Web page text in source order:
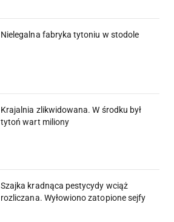
Nielegalna fabryka tytoniu w stodole
Krajalnia zlikwidowana. W środku był
tytoń wart miliony
Szajka kradnąca pestycydy wciąż
rozliczana. Wyłowiono zatopione sejfy